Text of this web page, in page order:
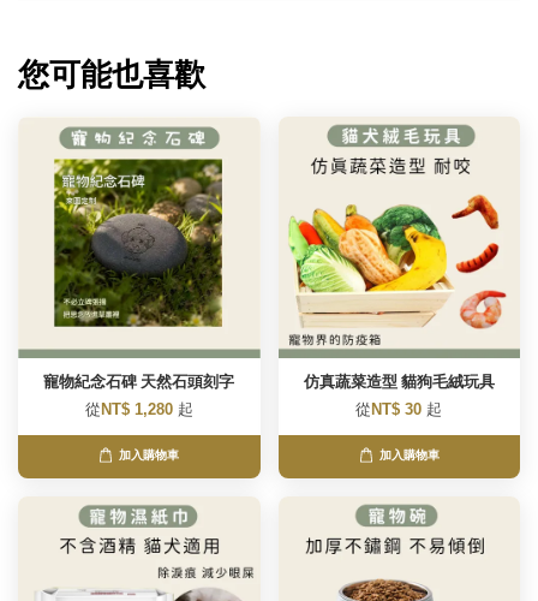
您可能也喜歡
寵物紀念石碑 天然石頭刻字
從NT$ 1,280 起
加入購物車
仿真蔬菜造型 貓狗毛絨玩具
從NT$ 30 起
加入購物車